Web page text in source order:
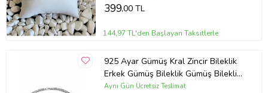
399,00 TL
144,97 TL'den Başlayan Taksitlerle
925 Ayar Gümüş Kral Zincir Bileklik
Erkek Gümüş Bileklik Gümüş Bileklik
(Çok Renkli)
Aynı Gün Ücretsiz Teslimat